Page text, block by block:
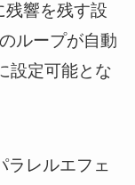
残響を残す設
ループが自動
設定可能とな
レルエフェ